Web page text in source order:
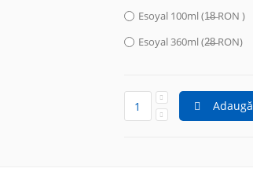
Esoyal 100ml (1̶8̶ RON )
Esoyal 360ml (2̶8̶ RON)